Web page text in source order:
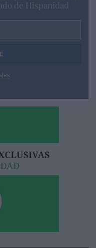
de Hispanidad